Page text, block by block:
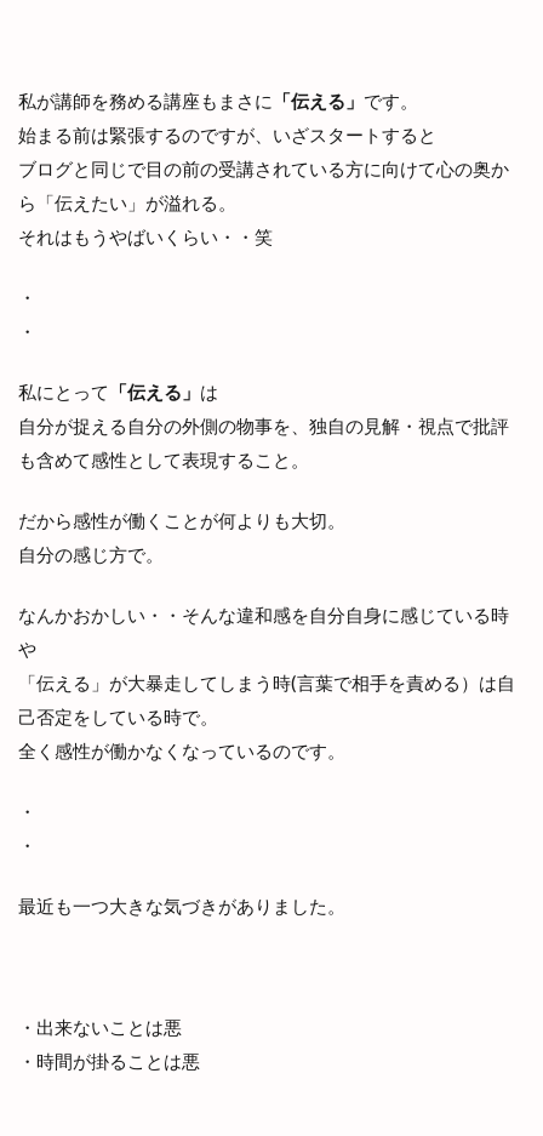
私が講師を務める講座もまさに 「伝える」 です。
始まる前は緊張するのですが、いざスタートすると
ブログと同じで目の前の受講されている方に向けて心の奥か
ら「伝えたい」が溢れる。
それはもうやばいくらい・・笑
・
・
私にとって 「伝える」 は
自分が捉える自分の外側の物事を、独自の見解・視点で批評
も含めて感性として表現すること。
だから感性が働くことが何よりも大切。
自分の感じ方で。
なんかおかしい・・そんな違和感を自分自身に感じている時
や
「伝える」が大暴走してしまう時(言葉で相手を責める）は自
己否定をしている時で。
全く感性が働かなくなっているのです。
・
・
最近も一つ大きな気づきがありました。
・出来ないことは悪
・時間が掛ることは悪